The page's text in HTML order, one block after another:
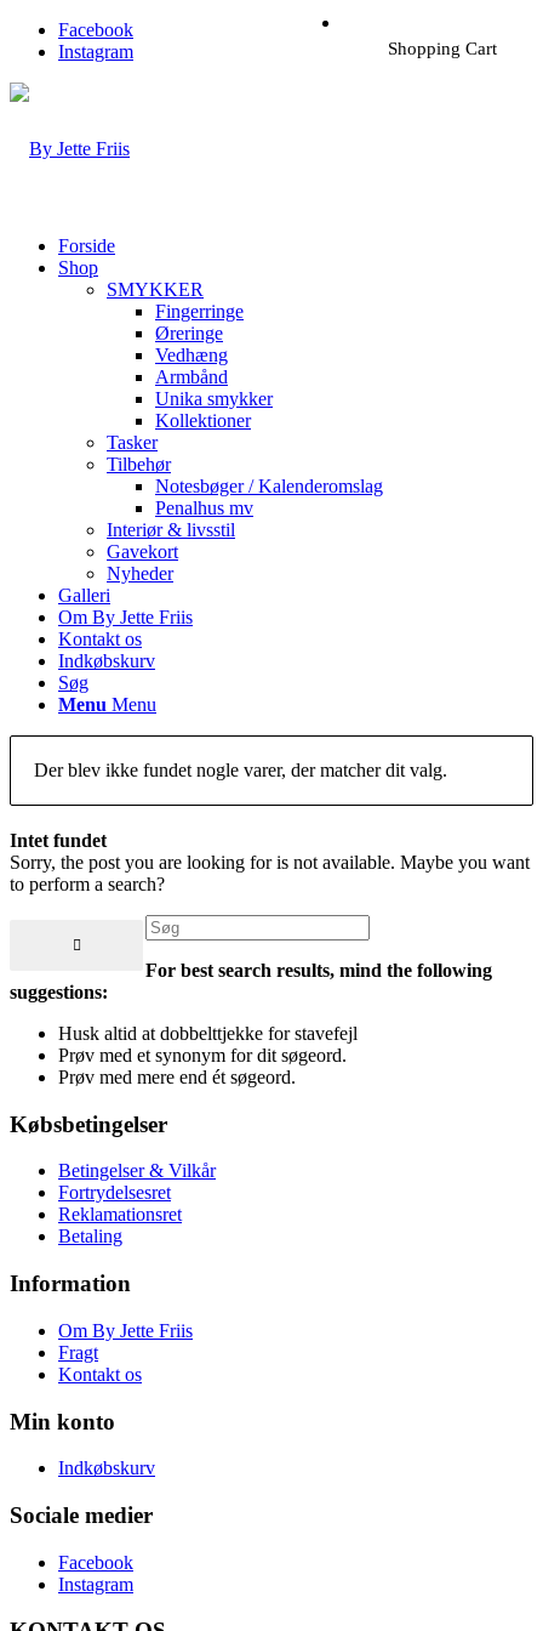
Facebook
Instagram
Shopping Cart
Forside
Shop
SMYKKER
Fingerringe
Øreringe
Vedhæng
Armbånd
Unika smykker
Kollektioner
Tasker
Tilbehør
Notesbøger / Kalenderomslag
Penalhus mv
Interiør & livsstil
Gavekort
Nyheder
Galleri
Om By Jette Friis
Kontakt os
Indkøbskurv
Søg
Menu Menu
Der blev ikke fundet nogle varer, der matcher dit valg.
Intet fundet
Sorry, the post you are looking for is not available. Maybe you want
to perform a search?
For best search results, mind the following
suggestions:
Husk altid at dobbelttjekke for stavefejl
Prøv med et synonym for dit søgeord.
Prøv med mere end ét søgeord.
Købsbetingelser
Betingelser & Vilkår
Fortrydelsesret
Reklamationsret
Betaling
Information
Om By Jette Friis
Fragt
Kontakt os
Min konto
Indkøbskurv
Sociale medier
Facebook
Instagram